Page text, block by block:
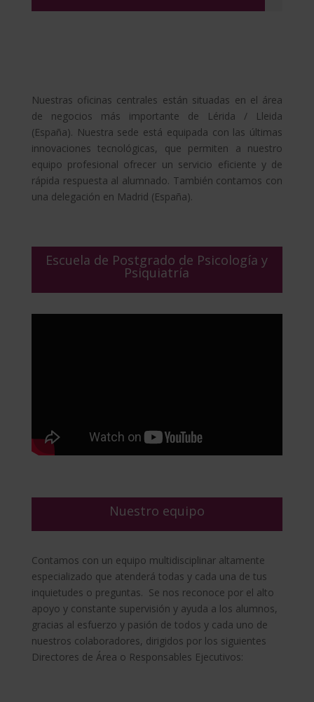
Nuestras oficinas centrales están situadas en el área
de negocios más importante de Lérida / Lleida
(España). Nuestra sede está equipada con las últimas
innovaciones tecnológicas, que permiten a nuestro
equipo profesional ofrecer un servicio eficiente y de
rápida respuesta al alumnado. También contamos con
una delegación en Madrid (España).
Escuela de Postgrado de Psicología y
Psiquiatría
Nuestro equipo
Contamos con un equipo multidisciplinar altamente
especializado que atenderá todas y cada una de tus
inquietudes o preguntas. Se nos reconoce por el alto
apoyo y constante supervisión y ayuda a los alumnos,
gracias al esfuerzo y pasión de todos y cada uno de
nuestros colaboradores, dirigidos por los siguientes
Directores de Área o Responsables Ejecutivos: